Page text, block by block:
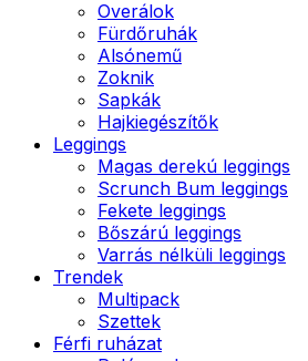
Overálok
Fürdőruhák
Alsónemű
Zoknik
Sapkák
Hajkiegészítők
Leggings
Magas derekú leggings
Scrunch Bum leggings
Fekete leggings
Bőszárú leggings
Varrás nélküli leggings
Trendek
Multipack
Szettek
Férfi ruházat